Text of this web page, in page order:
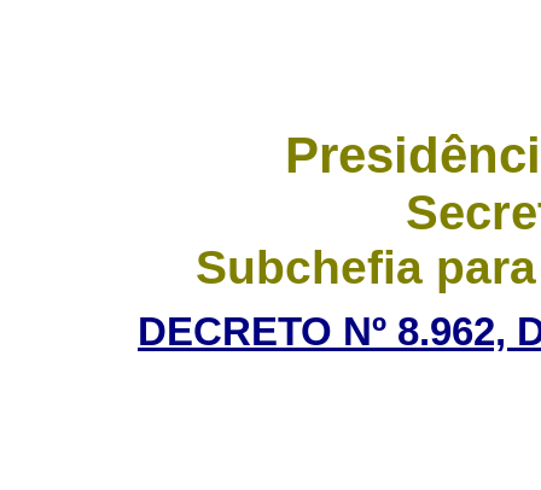
Subchefia
DECRETO Nº 8.962,